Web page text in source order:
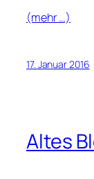
(mehr …)
17. Januar 2016
Altes